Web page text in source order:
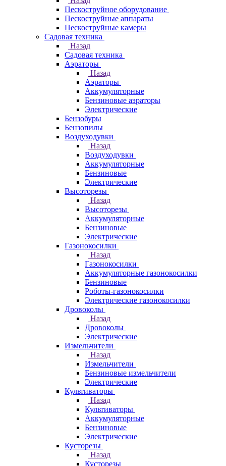
Пескоструйное оборудование
Пескоструйные аппараты
Пескоструйные камеры
Садовая техника
Назад
Садовая техника
Аэраторы
Назад
Аэраторы
Аккумуляторные
Бензиновые аэраторы
Электрические
Бензобуры
Бензопилы
Воздуходувки
Назад
Воздуходувки
Аккумуляторные
Бензиновые
Электрические
Высоторезы
Назад
Высоторезы
Аккумуляторные
Бензиновые
Электрические
Газонокосилки
Назад
Газонокосилки
Аккумуляторные газонокосилки
Бензиновые
Роботы-газонокосилки
Электрические газонокосилки
Дровоколы
Назад
Дровоколы
Электрические
Измельчители
Назад
Измельчители
Бензиновые измельчители
Электрические
Культиваторы
Назад
Культиваторы
Аккумуляторные
Бензиновые
Электрические
Кусторезы
Назад
Кусторезы